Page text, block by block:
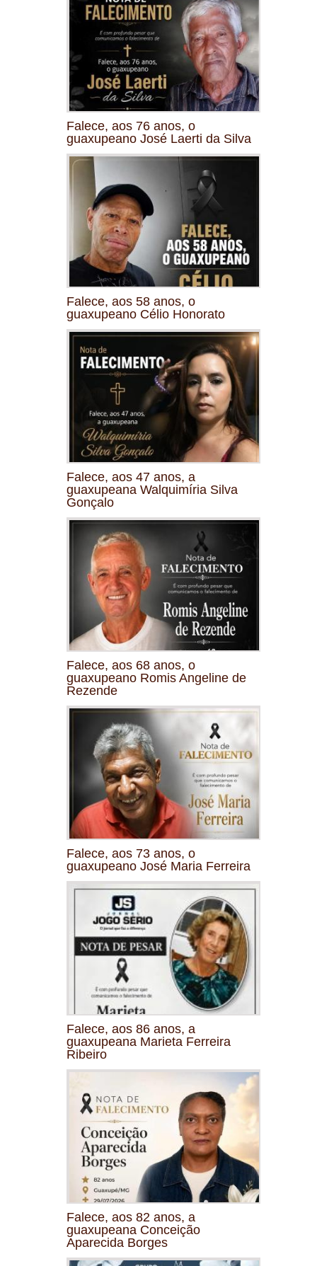
Falece, aos 76 anos, o
guaxupeano José Laerti da Silva
Falece, aos 58 anos, o
guaxupeano Célio Honorato
Falece, aos 47 anos, a
guaxupeana Walquimíria Silva
Gonçalo
Falece, aos 68 anos, o
guaxupeano Romis Angeline de
Rezende
Falece, aos 73 anos, o
guaxupeano José Maria Ferreira
Falece, aos 86 anos, a
guaxupeana Marieta Ferreira
Ribeiro
Falece, aos 82 anos, a
guaxupeana Conceição
Aparecida Borges